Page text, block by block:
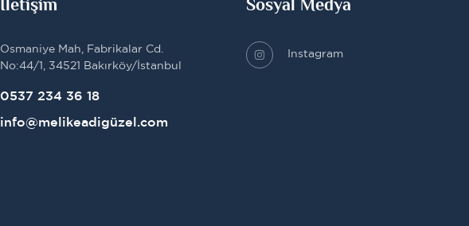
İletişim
Osmaniye Mah, Fabrikalar Cd.
No:44/1, 34521 Bakırköy/İstanbul
0537 234 36 18
info@melikeadigüzel.com
Sosyal Medya
Instagram